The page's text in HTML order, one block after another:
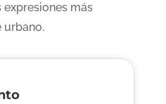
más
urbano.